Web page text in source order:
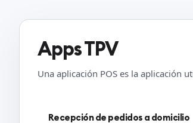
Apps TPV
Una aplicación POS es la aplicación
Recepción de pedidos a domicilio